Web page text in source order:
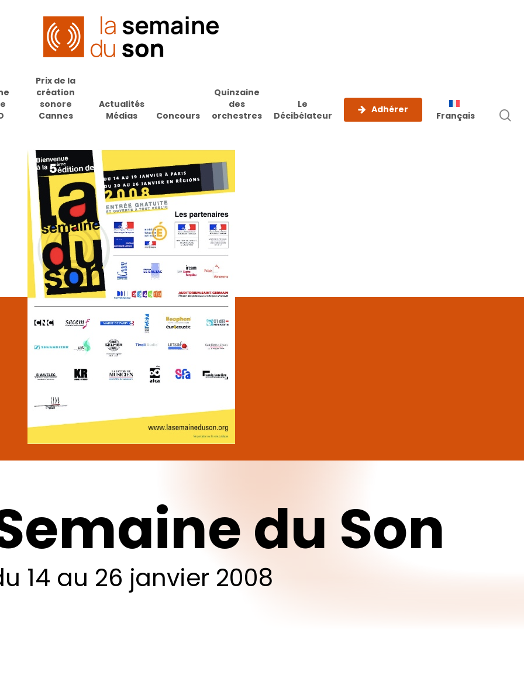
Prix de la
création
sonore
Cannes
Actualités
Médias
Concours
Quinzaine
des
orchestres
Le
Décibélateur
Adhérer
Français
du Son
14 au 26 janvier 2008